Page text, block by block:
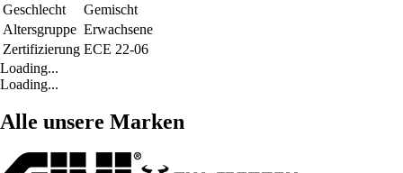
Geschlecht
Gemischt
Altersgruppe Erwachsene
Zertifizierung ECE 22-06
Loading...
Loading...
Alle unsere Marken